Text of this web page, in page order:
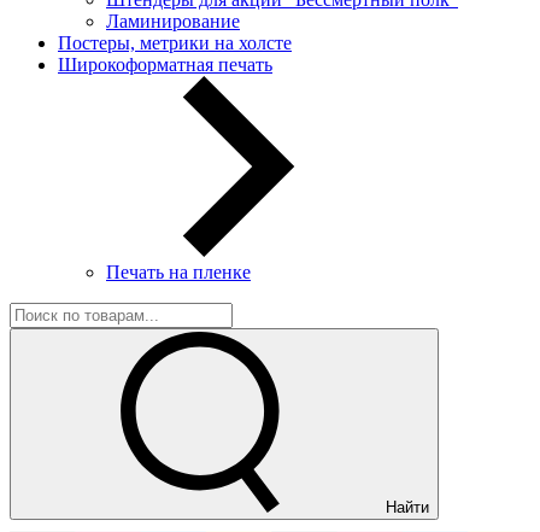
Ламинирование
Постеры, метрики на холсте
Широкоформатная печать
Печать на пленке
Найти